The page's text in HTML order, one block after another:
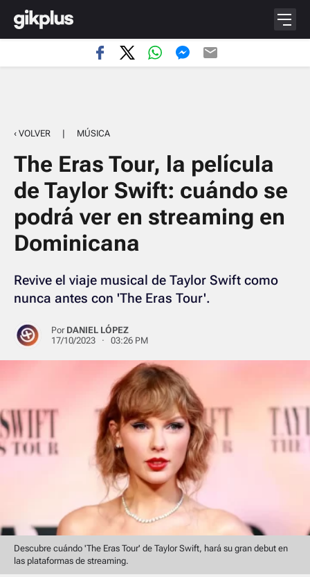
‹ VOLVER | MÚSICA
The Eras Tour, la película
de Taylor Swift: cuándo se
podrá ver en streaming en
Dominicana
Revive el viaje musical de Taylor Swift como
nunca antes con 'The Eras Tour'.
Por DANIEL LÓPEZ
17/10/2023 · 03:26 PM
Descubre cuándo 'The Eras Tour' de Taylor Swift, hará su gran debut en
las plataformas de streaming.